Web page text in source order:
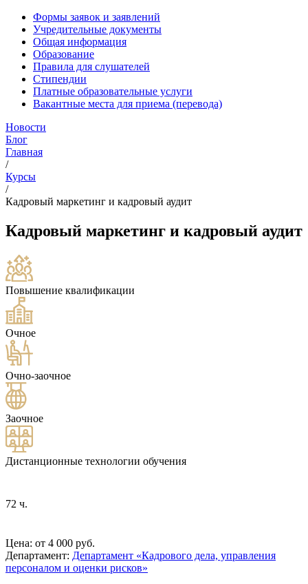
Формы заявок и заявлений
Учредительные документы
Общая информация
Образование
Правила для слушателей
Стипендии
Платные образовательные услуги
Вакантные места для приема (перевода)
Новости
Блог
Главная
/
Курсы
/
Кадровый маркетинг и кадровый аудит
Кадровый маркетинг и кадровый аудит
Повышение квалификации
Очное
Очно-заочное
Заочное
Дистанционные технологии обучения
72 ч.
Цена: от 4 000 руб.
Департамент: Департамент «Кадрового дела, управления
персоналом и оценки рисков»